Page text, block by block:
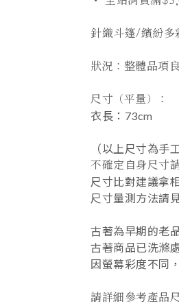
針織斗篷/繽紛多
狀況：整體品項
尺寸（平量）：
衣長 ：73cm
（以上尺寸為手
不確定自身尺寸
尺寸比對建議拿
尺寸量測方法請
古著為早期的老
古著商品已洗滌
因螢幕彩度不同
請詳細參考產品